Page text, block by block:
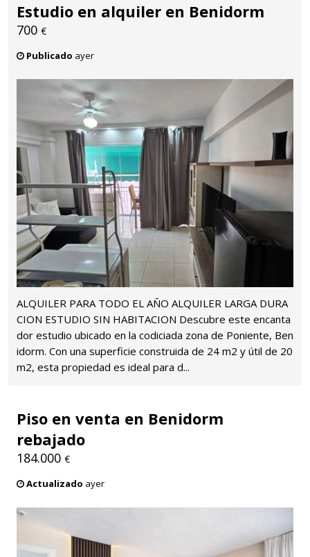
Estudio en alquiler en Benidorm
700 €
Publicado ayer
ALQUILER PARA TODO EL AÑO ALQUILER LARGA DURA
CION ESTUDIO SIN HABITACION Descubre este encanta
dor estudio ubicado en la codiciada zona de Poniente, Ben
idorm. Con una superficie construida de 24 m2 y útil de 20
m2, esta propiedad es ideal para d...
Piso en venta en Benidorm
rebajado
184.000 €
Actualizado ayer